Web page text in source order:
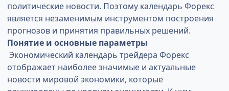
политические новости. Поэтому календарь Форекс
является незаменимым инструментом построения
прогнозов и принятия правильных решений.
Понятие и основные параметры
Экономический календарь трейдера Форекс
отображает наиболее значимые и актуальные
новости мировой экономики, которые